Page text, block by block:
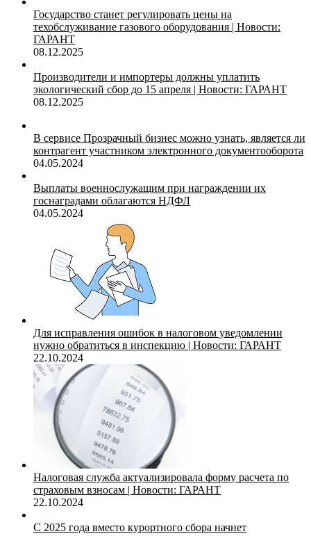
Государство станет регулировать цены на
техобслуживание газового оборудования | Новости:
ГАРАНТ
08.12.2025
Производители и импортеры должны уплатить
экологический сбор до 15 апреля | Новости: ГАРАНТ
08.12.2025
В сервисе Прозрачный бизнес можно узнать, является ли
контрагент участником электронного документооборота
04.05.2024
Выплаты военнослужащим при награждении их
госнаградами облагаются НДФЛ
04.05.2024
Для исправления ошибок в налоговом уведомлении
нужно обратиться в инспекцию | Новости: ГАРАНТ
22.10.2024
Налоговая служба актуализировала форму расчета по
страховым взносам | Новости: ГАРАНТ
22.10.2024
С 2025 года вместо курортного сбора начнет